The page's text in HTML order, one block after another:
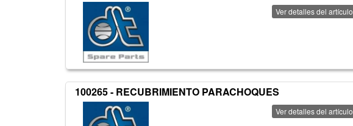
Ver detalles del artículo
100265 - RECUBRIMIENTO PARACHOQUES
Ver detalles del artículo